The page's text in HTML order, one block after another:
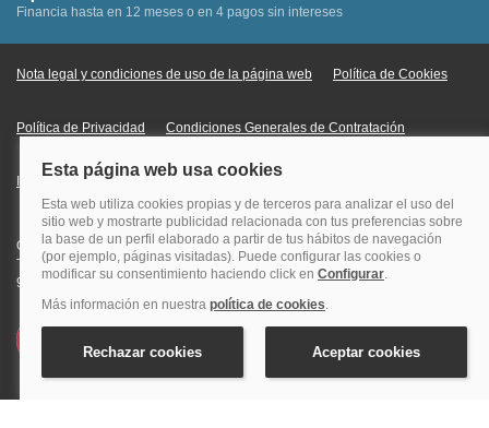
Financia hasta en 12 meses o en 4 pagos sin intereses
Nota legal y condiciones de uso de la página web Política de Cookies
Política de Privacidad Condiciones Generales de Contratación
Información Legal sobre Mercados en Línea
Quehoteles.com - Especialistas en hoteles © Copyright Veturis Travel S.A.
Todos los derechos reservados. Autorización nº I-AV0000879.4 Tel: +34
915759999